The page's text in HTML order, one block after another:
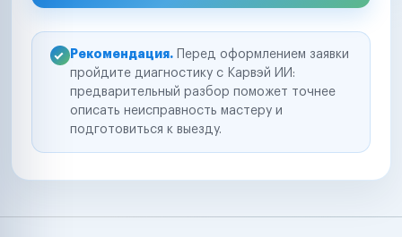
Рекомендация. Перед оформлением заявки
пройдите диагностику с Карвэй ИИ:
предварительный разбор поможет точнее
описать неисправность мастеру и
подготовиться к выезду.